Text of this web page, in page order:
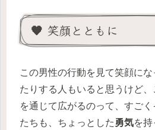
🧡 笑顔とともに
この男性の行動を見て笑顔に
たりする人もいると思うけど
を通じて広がるのって、すご
たちも、ちょっとした 勇気を